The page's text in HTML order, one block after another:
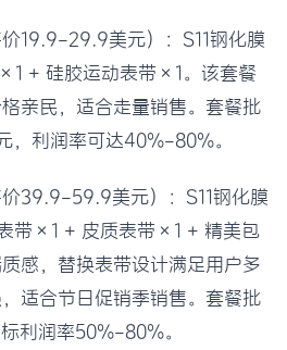
价19.9-29.9美元）：S11钢化膜
+ 硅胶运动表带×1。该套餐
亲民，适合走量销售。套餐批
，利润率可达40%-80%。
价39.9-59.9美元）：S11钢化膜
带×1 + 皮质表带×1 + 精美包
感，替换表带设计满足用户多
适合节日促销季销售。套餐批
利润率50%-80%。